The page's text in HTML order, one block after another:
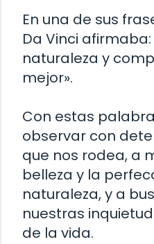
En una de sus
Da Vinci
naturaleza y
mejor».
Con estas
observar con
que nos rodea, a
belleza y la
naturaleza, y a
nuestras
de la vida.